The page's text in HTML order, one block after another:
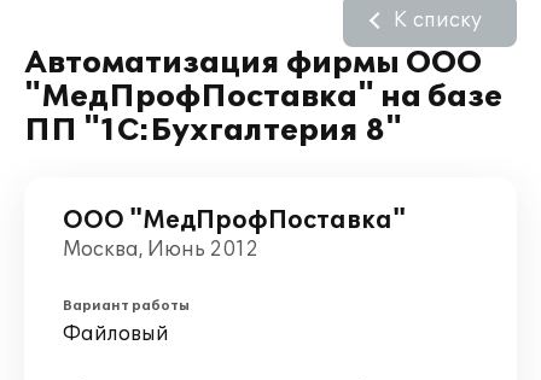
Автоматизация фирмы ООО
"МедПрофПоставка" на базе
ПП "1С:Бухгалтерия 8"
К списку
ООО "МедПрофПоставка"
Москва, Июнь 2012
Вариант работы
Файловый